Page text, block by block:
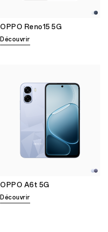
OPPO Reno15 5G
Découvrir
OPPO A6t 5G
Découvrir